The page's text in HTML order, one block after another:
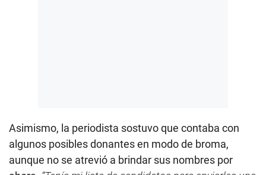
Asimismo, la periodista sostuvo que contaba con
algunos posibles donantes en modo de broma,
aunque no se atrevió a brindar sus nombres por